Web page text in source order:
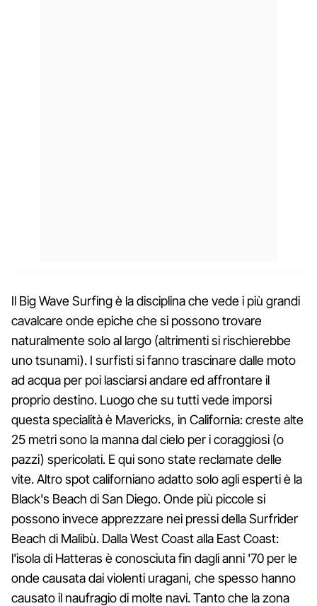
Il Big Wave Surfing è la disciplina che vede i più grandi
cavalcare onde epiche che si possono trovare
naturalmente solo al largo (altrimenti si rischierebbe
uno tsunami). I surfisti si fanno trascinare dalle moto
ad acqua per poi lasciarsi andare ed affrontare il
proprio destino. Luogo che su tutti vede imporsi
questa specialità è Mavericks, in California: creste alte
25 metri sono la manna dal cielo per i coraggiosi (o
pazzi) spericolati. E qui sono state reclamate delle
vite. Altro spot californiano adatto solo agli esperti è la
Black's Beach di San Diego. Onde più piccole si
possono invece apprezzare nei pressi della Surfrider
Beach di Malibù. Dalla West Coast alla East Coast:
l'isola di Hatteras è conosciuta fin dagli anni '70 per le
onde causata dai violenti uragani, che spesso hanno
causato il naufragio di molte navi. Tanto che la zona